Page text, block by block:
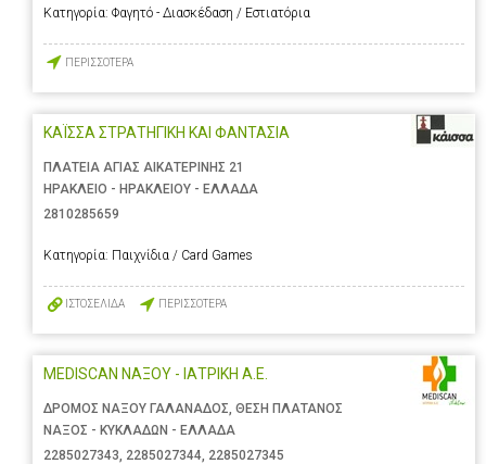
Κατηγορία: Φαγητό - Διασκέδαση / Εστιατόρια
ΠΕΡΙΣΣΟΤΕΡΑ
ΚΑΪΣΣΑ ΣΤΡΑΤΗΓΙΚΗ ΚΑΙ ΦΑΝΤΑΣΙΑ
ΠΛΑΤΕΙΑ ΑΓΙΑΣ ΑΙΚΑΤΕΡΙΝΗΣ 21
ΗΡΑΚΛΕΙΟ - ΗΡΑΚΛΕΙΟΥ - ΕΛΛΑΔΑ
2810285659
Κατηγορία: Παιχνίδια / Card Games
ΙΣΤΟΣΕΛΙΔΑ ΠΕΡΙΣΣΟΤΕΡΑ
MEDISCAN ΝΑΞΟΥ - ΙΑΤΡΙΚΗ Α.Ε.
ΔΡΟΜΟΣ ΝΑΞΟΥ ΓΑΛΑΝΑΔΟΣ, ΘΕΣΗ ΠΛΑΤΑΝΟΣ
ΝΑΞΟΣ - ΚΥΚΛΑΔΩΝ - ΕΛΛΑΔΑ
2285027343, 2285027344, 2285027345